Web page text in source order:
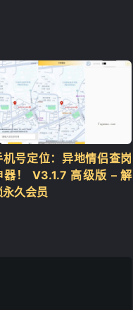
机号定位：异地情侣查岗
器！ V3.1.7 高级版 – 解
永久会员